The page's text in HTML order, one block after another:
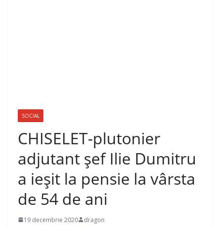
SOCIAL
CHISELET-plutonier
adjutant şef Ilie Dumitru
a ieșit la pensie la vârsta
de 54 de ani
19 decembrie 2020 dragon